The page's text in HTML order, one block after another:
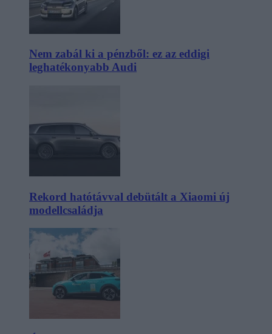
Nem zabál ki a pénzből: ez az eddigi
leghatékonyabb Audi
Rekord hatótávval debütált a Xiaomi új
modellcsaládja